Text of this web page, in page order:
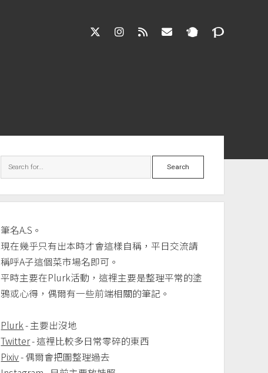
twitterinstagram
Search
筆名A.S。
現在幾乎只有出本時才會這樣自稱，平日交流請
稱呼A子這個菜市場名即可。
平時主要在Plurk活動，這裡主要是整理平常的塗
鴉或心得，偶爾有一些前端相關的筆記。
Plurk- 主要出沒地
Twitter- 這裡比較多日常零碎的東西
Pixiv- 偶爾會把圖整理過去